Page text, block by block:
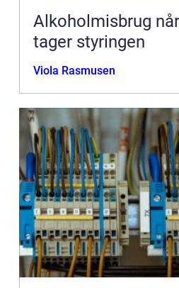
Alkoholmisbrug når alkoholen
tager styringen
Viola Rasmusen